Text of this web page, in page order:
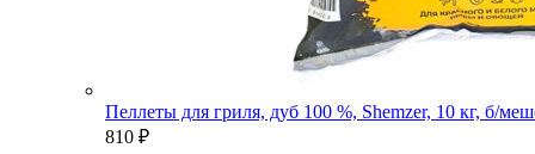
Пеллеты для гриля, дуб 100 %, Shemzer, 10 кг, б/
810 ₽